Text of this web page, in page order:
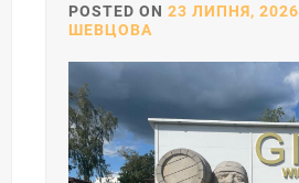
POSTED ON 23 ЛИПНЯ, 2026
ШЕВЦОВА